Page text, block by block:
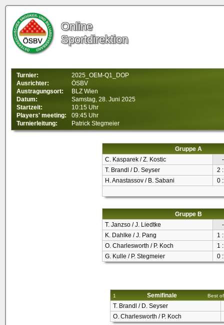
Online
Sportdirektion
Turnier:
2025_OEM-Q1_DOP
Ausrichter:
ÖSBV
Austragungsort:
BLZ Wien
Datum:
Samstag, 28. Juni 2025
Startzeit:
10:15 Uhr
Players' meeting:
09:45 Uhr
Turnierleitung:
Patrick Stegmeier
Gruppe A
C. Kasparek / Z. Kostic
-
T. Brandl / D. Seyser
2
H. Anastassov / B. Sabani
0
Gruppe B
T. Janzso / J. Liedtke
-
K. Dahlke / J. Pang
1
O. Charlesworth / P. Koch
1
G. Kulle / P. Stegmeier
0
1 Semifinale Best
T. Brandl / D. Seyser
O. Charlesworth / P. Koch